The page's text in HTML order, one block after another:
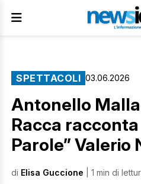
SPETTACOLI 03.06.2026
Antonello
Racca
Parole” Valerio
di Elisa Guccione | 1 min di